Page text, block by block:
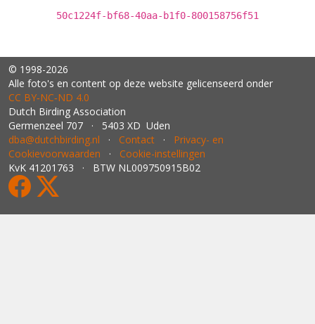
50c1224f-bf68-40aa-b1f0-800158756f51
© 1998-2026
Alle foto's en content op deze website gelicenseerd onder
CC BY‑NC‑ND 4.0
Dutch Birding Association
Germenzeel 707 · 5403 XD Uden
dba@dutchbirding.nl · Contact · Privacy- en
Cookievoorwaarden · Cookie-instellingen
KvK 41201763 · BTW NL009750915B02